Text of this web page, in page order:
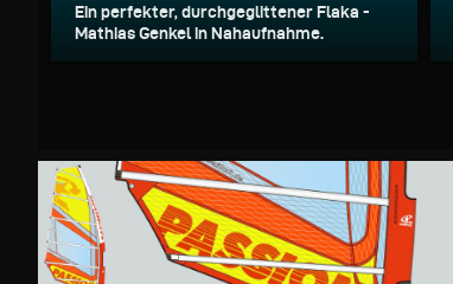
Ein perfekter, durchgeglittener Flaka -
Mathias Genkel in Nahaufnahme.